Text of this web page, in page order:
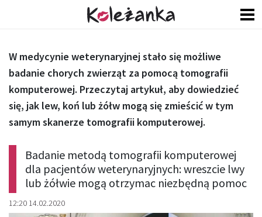
Badanie metodą tomografii komputerowej
dla pacjentów weterynaryjnych: wreszcie lwy
lub żółwie mogą otrzymac niezbędną pomoc
12:20 14.02.2020
W medycynie weterynaryjnej stało się możliwe
badanie chorych zwierząt za pomocą tomografii
komputerowej. Przeczytaj artykuł, aby dowiedzieć
się, jak lew, koń lub żółw mogą się zmieścić w tym
samym skanerze tomografii komputerowej.